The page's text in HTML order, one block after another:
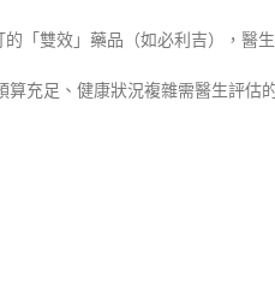
「雙效」藥品（如必利吉），醫
充足、健康狀況複雜需醫生評估